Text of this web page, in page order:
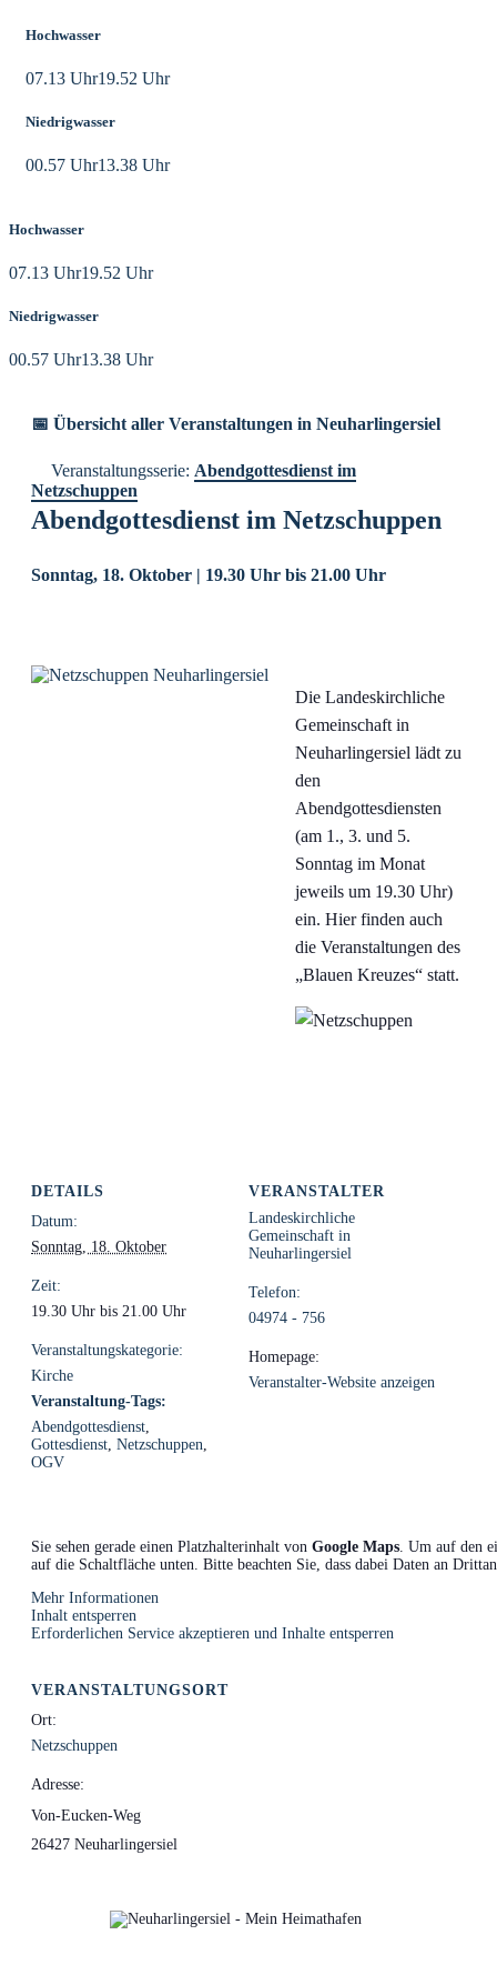
Hochwasser
07.13 Uhr19.52 Uhr
Niedrigwasser
00.57 Uhr13.38 Uhr
Hochwasser
07.13 Uhr19.52 Uhr
Niedrigwasser
00.57 Uhr13.38 Uhr
📅 Übersicht aller Veranstaltungen in Neuharlingersiel
Veranstaltungsserie: Abendgottesdienst im
Netzschuppen
Abendgottesdienst im Netzschuppen
Sonntag, 18. Oktober | 19.30 Uhr bis 21.00 Uhr
Die Landeskirchliche
Gemeinschaft in
Neuharlingersiel lädt zu
den
Abendgottesdiensten
(am 1., 3. und 5.
Sonntag im Monat
jeweils um 19.30 Uhr)
ein. Hier finden auch
die Veranstaltungen des
„Blauen Kreuzes“ statt.
DETAILS
Datum:
Sonntag, 18. Oktober
Zeit:
19.30 Uhr bis 21.00 Uhr
Veranstaltungskategorie:
Kirche
Veranstaltung-Tags:
Abendgottesdienst
Gottesdienst Netzschuppen
OGV
VERANSTALTER
Landeskirchliche
Gemeinschaft in
Neuharlingersiel
Telefon:
04974 - 756
Homepage:
Veranstalter-Website anzeigen
VERANSTALTUNGSORT
Ort:
Netzschuppen
Adresse:
Von-Eucken-Weg
26427 Neuharlingersiel
Sie sehen gerade einen Platzhalterinhalt von Google Maps . Um auf den
auf die Schaltfläche unten. Bitte beachten Sie, dass dabei Daten an
Mehr Informationen
Inhalt entsperren
Erforderlichen Service akzeptieren und Inhalte entsperren